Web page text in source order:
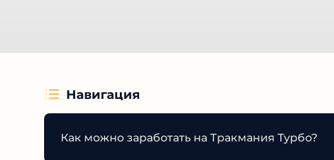
Навигация
Как можно заработать на Тракмания Турбо?